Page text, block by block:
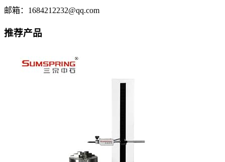
邮箱：1684212232@qq.com
推荐产品